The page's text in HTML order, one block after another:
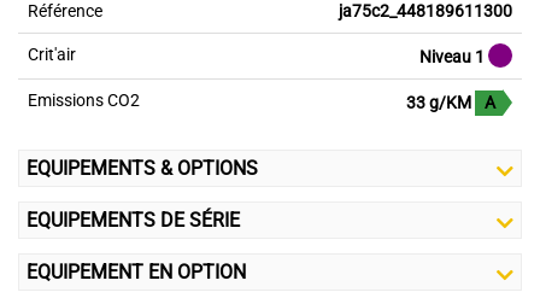
Référence ja75c2_448189611300
Crit'air Niveau 1
Emissions CO2 33 g/KM A
EQUIPEMENTS & OPTIONS
EQUIPEMENTS DE SÉRIE
EQUIPEMENT EN OPTION